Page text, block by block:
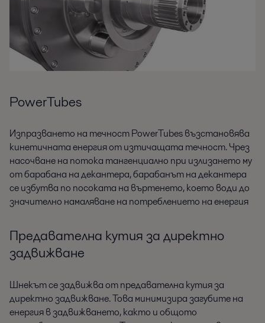
PowerTubes
Изпразването на течност PowerTubes възстановява
кинетичната енергия от изтичащата течност. Чрез
насочване на потока тангенциално при излизането му
от барабана на декантера, барабанът на декантера
се избутва по посоката на въртенето, което води до
значително намаляване на потреблението на енергия
Предавателна кутия за директно
задвижване
Шнекът се задвижва от предавателна кутия за
директно задвижване. Това минимизира загубите на
енергия в задвижването, както и общото